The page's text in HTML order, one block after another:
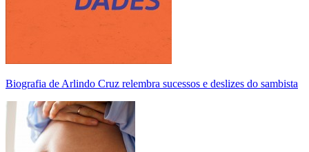
Biografia de Arlindo Cruz relembra sucessos e deslizes do sambista